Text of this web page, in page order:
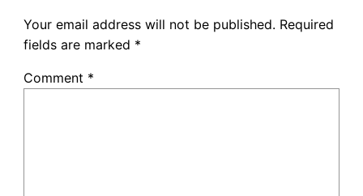
Your email address will not be published. Required
fields are marked *
Comment *